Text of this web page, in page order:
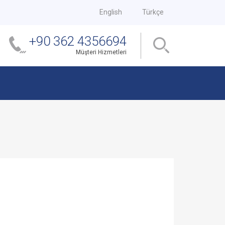
English Türkçe
+90 362 4356694
Müşteri Hizmetleri